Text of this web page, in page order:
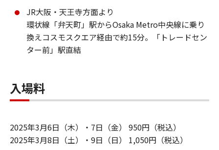
JR大阪・天王寺方面より
環状線「弁天町」駅からOsaka Metro中央線に乗り
換えコスモスクエア経由で約15分。「トレードセン
ター前」駅直結
入場料
2025年3月6日（木）・7日（金） 950円（税込）
2025年3月8日（土）・9日（日） 1,050円（税込）